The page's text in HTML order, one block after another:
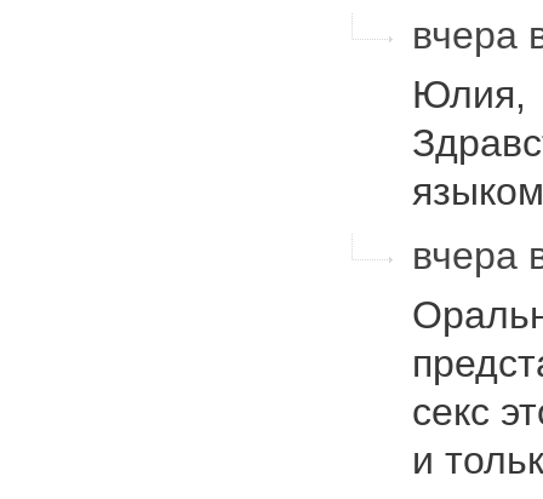
вчера
Юлия,
вчера
секс
и